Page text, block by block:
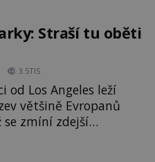
Straší tu oběti
3.5TIS
od Los Angeles leží
většině Evropanů
se zmíní zdejší
sadu